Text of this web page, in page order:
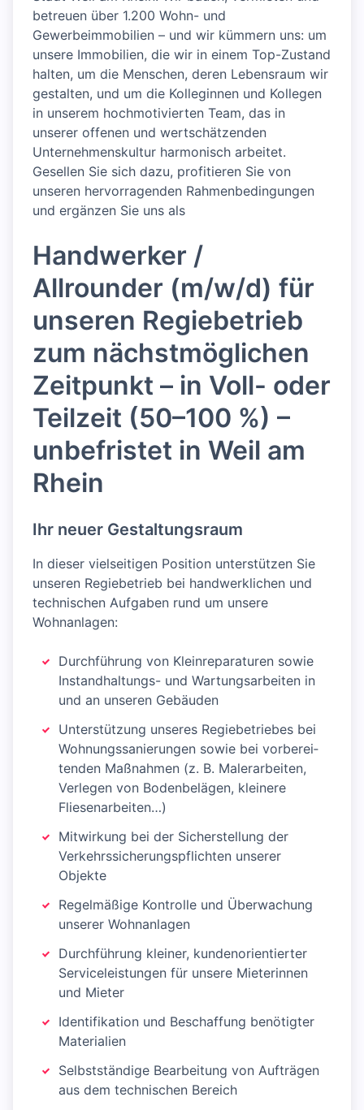
betreuen über 1.200 Wohn- und
Gewerbeimmobilien – und wir kümmern uns: um
unsere Immobilien, die wir in einem Top-Zustand
halten, um die Menschen, deren Lebensraum wir
gestalten, und um die Kolleginnen und Kollegen
in unserem hochmotivierten Team, das in
unserer offenen und wertschätzenden
Unternehmenskultur harmonisch arbeitet.
Gesellen Sie sich dazu, profitieren Sie von
unseren hervorragenden Rahmenbedingungen
und ergänzen Sie uns als
Handwerker /
Allrounder (m/w/d) für
unseren Regiebetrieb
zum nächstmöglichen
Zeitpunkt – in Voll- oder
Teilzeit (50–100 %) –
unbefristet in Weil am
Rhein
Ihr neuer Gestaltungsraum
In dieser vielseitigen Position unterstützen Sie
unseren Regiebetrieb bei handwerklichen und
technischen Aufgaben rund um unsere
Wohnanlagen:
Durchführung von Kleinreparaturen sowie
Instandhaltungs- und Wartungsarbeiten in
und an unseren Gebäuden
Unterstützung unseres Regiebetriebes bei
Wohnungssanierungen sowie bei vor­berei­
tenden Maßnahmen (z. B. Malerarbeiten,
Verlegen von Bodenbelägen, kleinere
Fliesenarbeiten…)
Mitwirkung bei der Sicherstellung der
Verkehrssicherungspflichten unserer
Objekte
Regelmäßige Kontrolle und Überwachung
unserer Wohnanlagen
Durchführung kleiner, kundenorientierter
Serviceleistungen für unsere Mieterinnen
und Mieter
Identifikation und Beschaffung benötigter
Materialien
Selbstständige Bearbeitung von Aufträgen
aus dem technischen Bereich